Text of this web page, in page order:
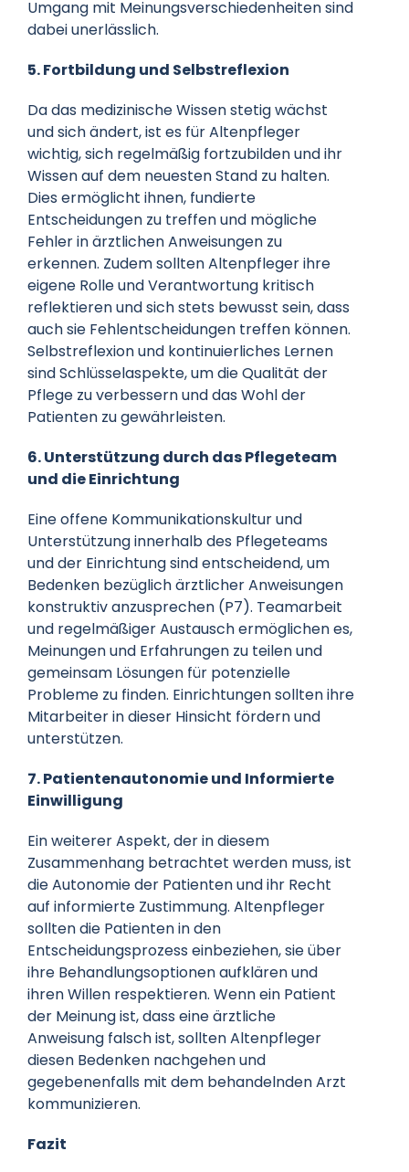
Umgang mit Meinungsverschiedenheiten sind
dabei unerlässlich.
5. Fortbildung und Selbstreflexion
Da das medizinische Wissen stetig wächst
und sich ändert, ist es für Altenpfleger
wichtig, sich regelmäßig fortzubilden und ihr
Wissen auf dem neuesten Stand zu halten.
Dies ermöglicht ihnen, fundierte
Entscheidungen zu treffen und mögliche
Fehler in ärztlichen Anweisungen zu
erkennen. Zudem sollten Altenpfleger ihre
eigene Rolle und Verantwortung kritisch
reflektieren und sich stets bewusst sein, dass
auch sie Fehlentscheidungen treffen können.
Selbstreflexion und kontinuierliches Lernen
sind Schlüsselaspekte, um die Qualität der
Pflege zu verbessern und das Wohl der
Patienten zu gewährleisten.
6. Unterstützung durch das Pflegeteam
und die Einrichtung
Eine offene Kommunikationskultur und
Unterstützung innerhalb des Pflegeteams
und der Einrichtung sind entscheidend, um
Bedenken bezüglich ärztlicher Anweisungen
konstruktiv anzusprechen (P7). Teamarbeit
und regelmäßiger Austausch ermöglichen es,
Meinungen und Erfahrungen zu teilen und
gemeinsam Lösungen für potenzielle
Probleme zu finden. Einrichtungen sollten ihre
Mitarbeiter in dieser Hinsicht fördern und
unterstützen.
7. Patientenautonomie und Informierte
Einwilligung
Ein weiterer Aspekt, der in diesem
Zusammenhang betrachtet werden muss, ist
die Autonomie der Patienten und ihr Recht
auf informierte Zustimmung. Altenpfleger
sollten die Patienten in den
Entscheidungsprozess einbeziehen, sie über
ihre Behandlungsoptionen aufklären und
ihren Willen respektieren. Wenn ein Patient
der Meinung ist, dass eine ärztliche
Anweisung falsch ist, sollten Altenpfleger
diesen Bedenken nachgehen und
gegebenenfalls mit dem behandelnden Arzt
kommunizieren.
Fazit